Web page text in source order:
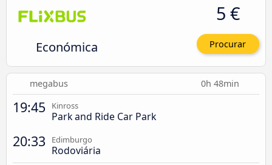
Económica
5 €
Procurar
megabus 0h 48min
19:45 Kinross
Park and Ride Car Park
20:33 Edimburgo
Rodoviária